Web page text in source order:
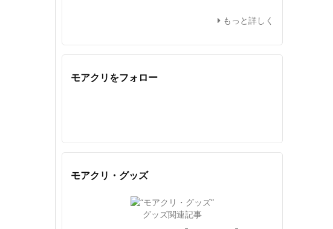
もっと詳しく
モアクリをフォロー
モアクリ・グッズ
グッズ関連記事